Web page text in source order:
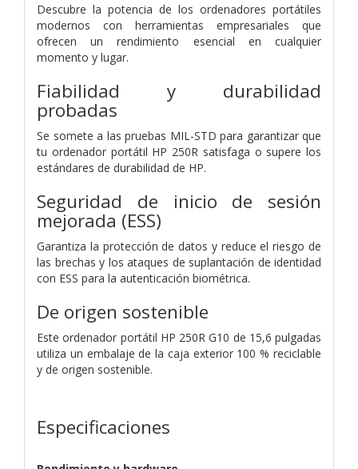
Descubre la potencia de los ordenadores portátiles
modernos con herramientas empresariales que
ofrecen un rendimiento esencial en cualquier
momento y lugar.
Fiabilidad y durabilidad
probadas
Se somete a las pruebas MIL-STD para garantizar que
tu ordenador portátil HP 250R satisfaga o supere los
estándares de durabilidad de HP.
Seguridad de inicio de sesión
mejorada (ESS)
Garantiza la protección de datos y reduce el riesgo de
las brechas y los ataques de suplantación de identidad
con ESS para la autenticación biométrica.
De origen sostenible
Este ordenador portátil HP 250R G10 de 15,6 pulgadas
utiliza un embalaje de la caja exterior 100 % reciclable
y de origen sostenible.
Especificaciones